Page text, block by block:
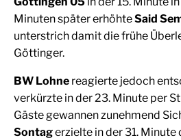
Minuten später erhöhteSaid
unterstrich damit die frühe
Göttinger.
BW Lohne reagierte jedoch
verkürzte in der 23. Minute per
Gäste gewannen zunehmend
Sontagerzielte in der 31. Minute